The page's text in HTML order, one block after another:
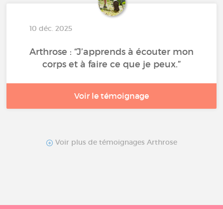
10 déc. 2025
Arthrose : “J’apprends à écouter mon
corps et à faire ce que je peux.”
Voir le témoignage
Voir plus de témoignages Arthrose